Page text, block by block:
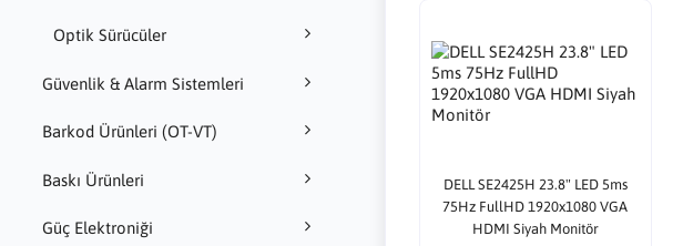
Optik Sürücüler
Güvenlik & Alarm Sistemleri
Barkod Ürünleri (OT-VT)
Baskı Ürünleri
Güç Elektroniği
DELL SE2425H 23.8" LED 5ms
75Hz FullHD 1920x1080 VGA
HDMI Siyah Monitör